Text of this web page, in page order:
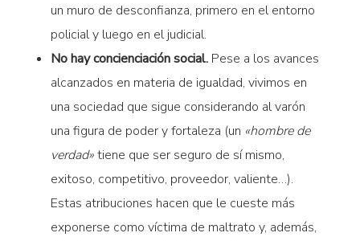
un muro de desconfianza, primero en el entorno
policial y luego en el judicial.
No hay concienciación social.Pese a los avances
alcanzados en materia de igualdad, vivimos en
una sociedad que sigue considerando al varón
una figura de poder y fortaleza (un «hombre de
verdad»tiene que ser seguro de sí mismo,
exitoso, competitivo, proveedor, valiente…).
Estas atribuciones hacen que le cueste más
exponerse como víctima de maltrato y, además,